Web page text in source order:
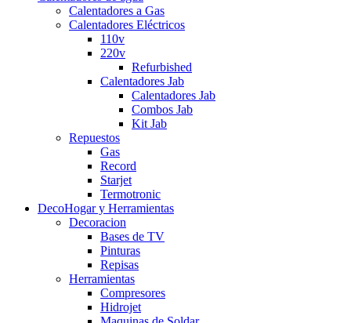
Calentadores a Gas
Calentadores Eléctricos
110v
220v
Refurbished
Calentadores Jab
Calentadores Jab
Combos Jab
Kit Jab
Repuestos
Gas
Record
Starjet
Termotronic
DecoHogar y Herramientas
Decoracion
Bases de TV
Pinturas
Repisas
Herramientas
Compresores
Hidrojet